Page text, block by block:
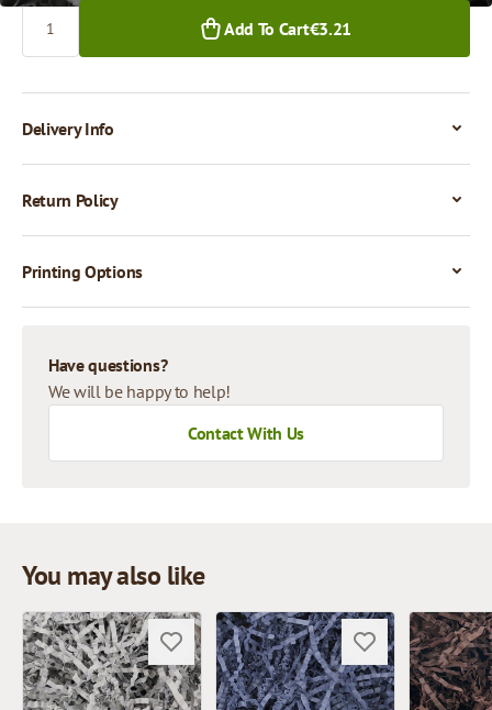
Quantity
Add To Cart€3.21
Delivery Info
Return Policy
Printing Options
Have questions?
We will be happy to help!
Contact With Us
You may also like